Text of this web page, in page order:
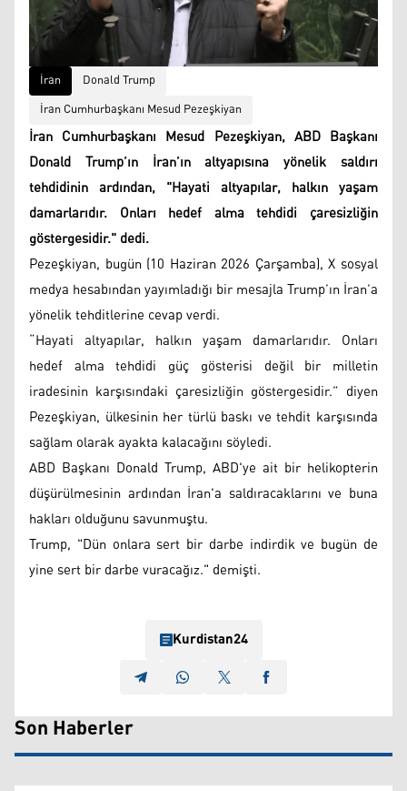
İran
Donald Trump
İran Cumhurbaşkanı Mesud Pezeşkiyan
İran Cumhurbaşkanı Mesud Pezeşkiyan, ABD Başkanı
Donald Trump’ın İran’ın altyapısına yönelik saldırı
tehdidinin ardından, "Hayati altyapılar, halkın yaşam
damarlarıdır. Onları hedef alma tehdidi çaresizliğin
göstergesidir." dedi.
Pezeşkiyan, bugün (10 Haziran 2026 Çarşamba), X sosyal
medya hesabından yayımladığı bir mesajla Trump’ın İran’a
yönelik tehditlerine cevap verdi.
“Hayati altyapılar, halkın yaşam damarlarıdır. Onları
hedef alma tehdidi güç gösterisi değil bir milletin
iradesinin karşısındaki çaresizliğin göstergesidir.” diyen
Pezeşkiyan, ülkesinin her türlü baskı ve tehdit karşısında
sağlam olarak ayakta kalacağını söyledi.
ABD Başkanı Donald Trump, ABD'ye ait bir helikopterin
düşürülmesinin ardından İran'a saldıracaklarını ve buna
hakları olduğunu savunmuştu.
Trump, "Dün onlara sert bir darbe indirdik ve bugün de
yine sert bir darbe vuracağız." demişti.
Kurdistan24
Son Haberler